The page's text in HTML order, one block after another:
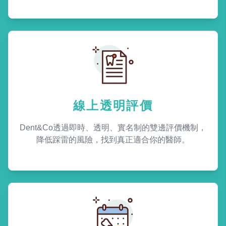
線上透明評價
Dent&Co透過即時、透明、實名制的雙邊評價機制，
降低踩雷的風險，找到真正適合你的醫師。